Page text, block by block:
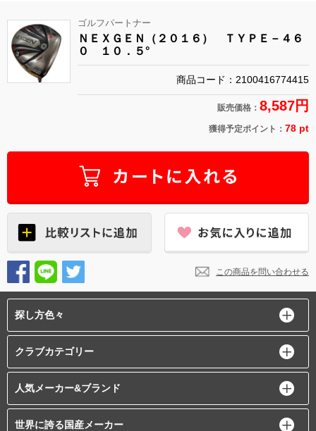
ゴルフパートナー
ＮＥＸＧＥＮ（２０１６） ＴＹＰＥ－４６
０ １０．５°
商品コード：2100416774415
販売価格： 8,587円
獲得予定ポイント： 78 pt
この商品を問い合わせる
探し方色々
クラブカテゴリー
人気メーカー&ブランド
世界に誇る国産メーカー